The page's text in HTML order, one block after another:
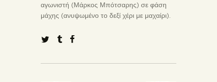
αγωνιστή (Μάρκος Μπότσαρης) σε φάση
μάχης (ανυψωμένο το δεξί χέρι με μαχαίρι).